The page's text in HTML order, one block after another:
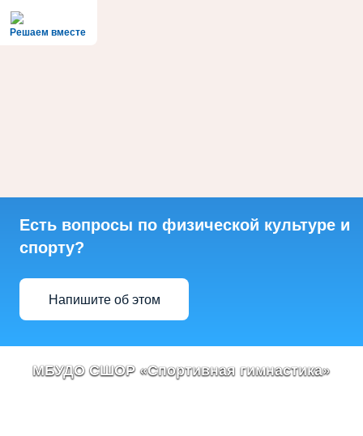
Решаем вместе
Есть вопросы по физической культуре и
спорту?
Напишите об этом
МБУДО СШОР «Спортивная гимнастика»